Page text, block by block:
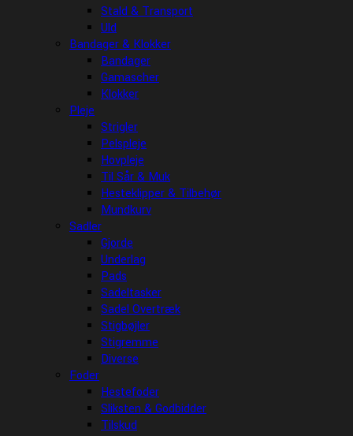
Stald & Transport
Uld
Bandager & Klokker
Bandager
Gamascher
Klokker
Pleje
Strigler
Pelspleje
Hovpleje
Til Sår & Muk
Hesteklipper & Tilbehør
Mundkurv
Sadler
Gjorde
Underlag
Pads
Sadeltasker
Sadel Overtræk
Stigbøjler
Stigremme
Diverse
Foder
Hestefoder
Sliksten & Godbidder
Tilskud